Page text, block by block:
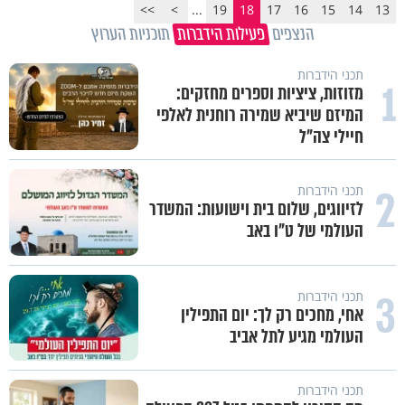
13
14
15
16
17
18
19
...
>
>>
הנצפים פעילות הידברות תוכניות הערוץ
1 תכני הידברות
מזוזות, ציציות וספרים מחזקים:
המיזם שיביא שמירה רוחנית לאלפי
חיילי צה"ל
2 תכני הידברות
לזיווגים, שלום בית וישועות: המשדר
העולמי של ט"ו באב
3 תכני הידברות
אחי, מחכים רק לך: יום התפילין
העולמי מגיע לתל אביב
תכני הידברות